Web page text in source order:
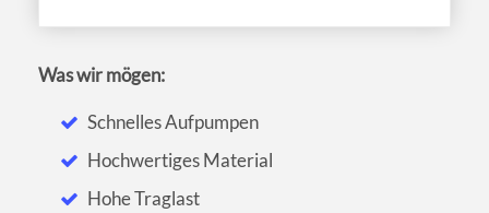
Was wir mögen:
Schnelles Aufpumpen
Hochwertiges Material
Hohe Traglast